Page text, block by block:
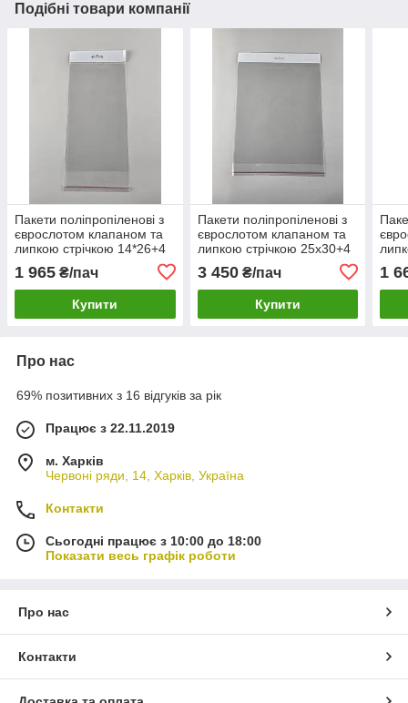
Подібні товари компанії
Пакети поліпропіленові з
єврослотом клапаном та
липкою стрічкою 14*26+4
(1000 шт)
1 965 ₴/пач
Купити
Пакети поліпропіленові з
єврослотом клапаном та
липкою стрічкою 25х30+4
(1000 шт)
3 450₴/пач
Купити
1
Про нас
69% позитивних з 16 відгуків за рік
Працює з 22.11.2019
м. Харків
Червоні ряди, 14, Харків, Україна
Контакти
Сьогодні працює з 10:00 до 18:00
Показати весь графік роботи
Про нас
Контакти